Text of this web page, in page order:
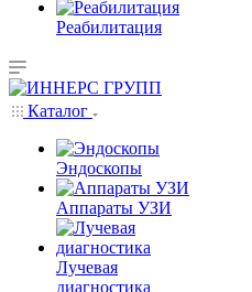
Реабилитация
Каталог
Эндоскопы
Аппараты УЗИ
Лучевая
диагностика